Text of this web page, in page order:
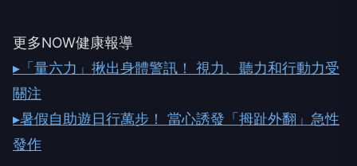
更多NOW健康報導
▸「量六力」揪出身體警訊！ 視力、聽力和行動力受
關注
▸暑假自助遊日行萬步！ 當心誘發「拇趾外翻」急性
發作